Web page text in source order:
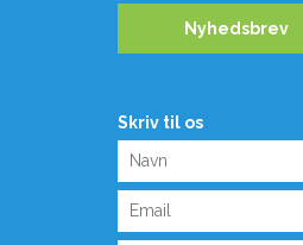
Nyhedsbrev
Skriv til os